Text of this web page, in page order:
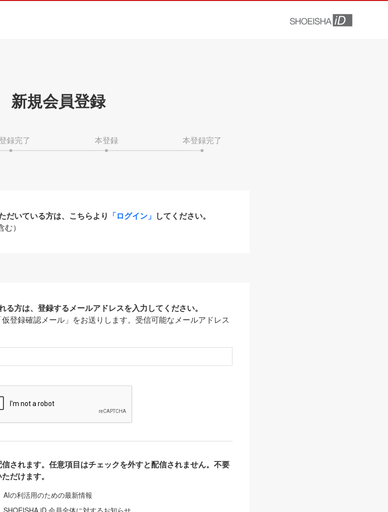
新規会員登録
録完了 本登録 本登録完了
だいている方は、こちらより 「ログイン」 してください。
）
方は、登録するメールアドレスを入力してください。
登録確認メール」をお送りします。受信可能なメールアドレス
されます。任意項目はチェックを外すと配信されません。不要
だけます。
AIの利活用のための最新情報
SHOEISHA iD 会員全体に対するお知らせ